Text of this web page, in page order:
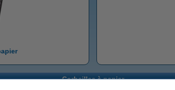
Corbeilles à papier